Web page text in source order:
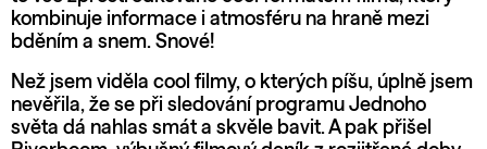
kombinuje informace i atmosféru na hraně mezi
bděním a snem. Snové!
Než jsem viděla cool filmy, o kterých píšu, úplně jsem
nevěřila, že se při sledování programu Jednoho
světa dá nahlas smát a skvěle bavit. A pak přišel